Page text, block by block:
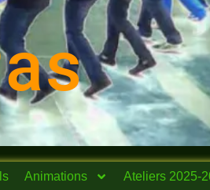
Animations
Ateliers 2025-